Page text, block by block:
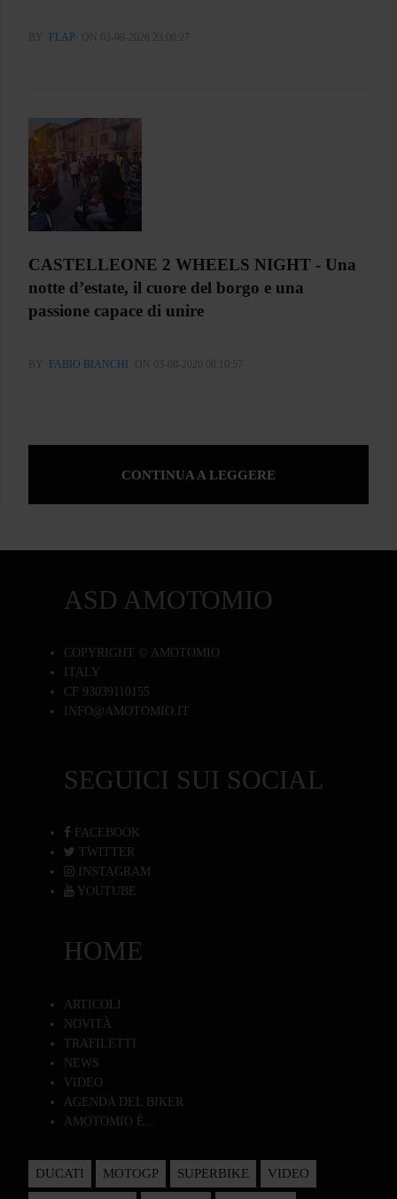
BY FLAP ON 03-08-2026 23:00:27
CASTELLEONE 2 WHEELS NIGHT - Una
notte d’estate, il cuore del borgo e una
passione capace di unire
BY FABIO BIANCHI ON 03-08-2026 08:10:57
CONTINUA A LEGGERE
ASD AMOTOMIO
COPYRIGHT © AMOTOMIO
ITALY
CF 93039110155
INFO@AMOTOMIO.IT
SEGUICI SUI SOCIAL
FACEBOOK
TWITTER
INSTAGRAM
YOUTUBE
HOME
ARTICOLI
NOVITÀ
TRAFILETTI
NEWS
VIDEO
AGENDA DEL BIKER
AMOTOMIO È...
DUCATI MOTOGP SUPERBIKE VIDEO